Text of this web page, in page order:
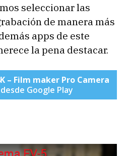
seleccionar las
de manera más
apps de este
la pena destacar.
– Film maker Pro Camera
desde Google Play